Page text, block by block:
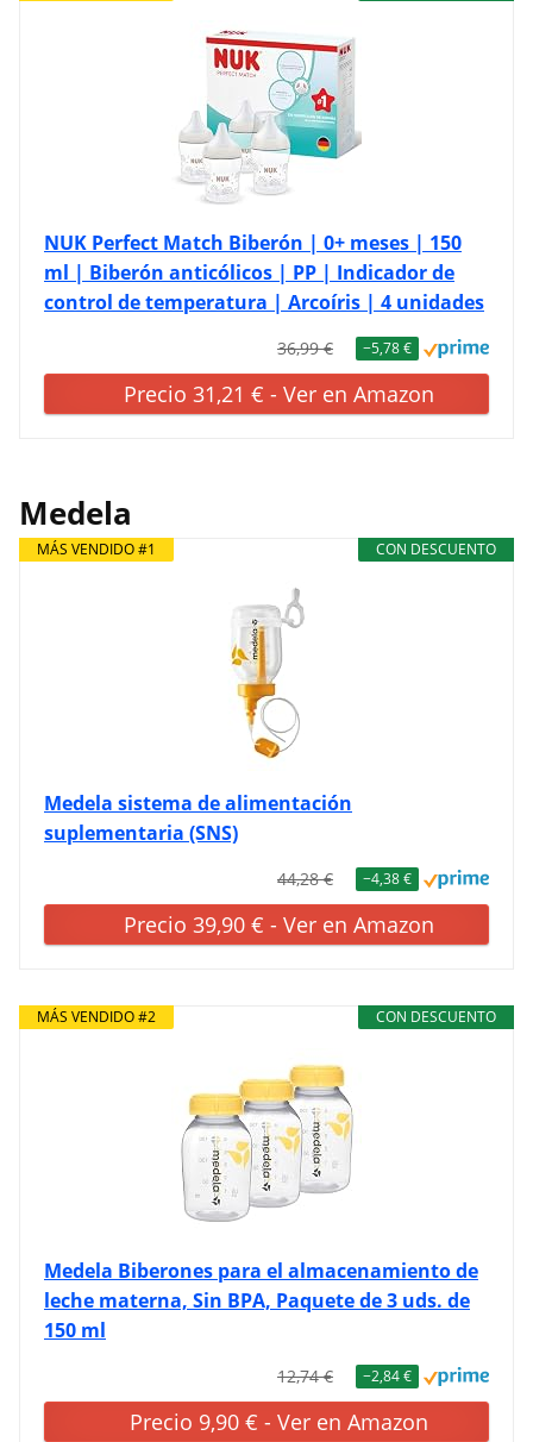
NUK Perfect Match Biberón | 0+ meses | 150
ml | Biberón anticólicos | PP | Indicador de
control de temperatura | Arcoíris | 4 unidades
36,99 € −5,78 €
Precio 31,21 € - Ver en Amazon
Medela
CON DESCUENTO
MÁS VENDIDO #1
Medela sistema de alimentación
suplementaria (SNS)
44,28 € −4,38 €
Precio 39,90 € - Ver en Amazon
CON DESCUENTO
MÁS VENDIDO #2
Medela Biberones para el almacenamiento de
leche materna, Sin BPA, Paquete de 3 uds. de
150 ml
12,74 € −2,84 €
Precio 9,90 € - Ver en Amazon